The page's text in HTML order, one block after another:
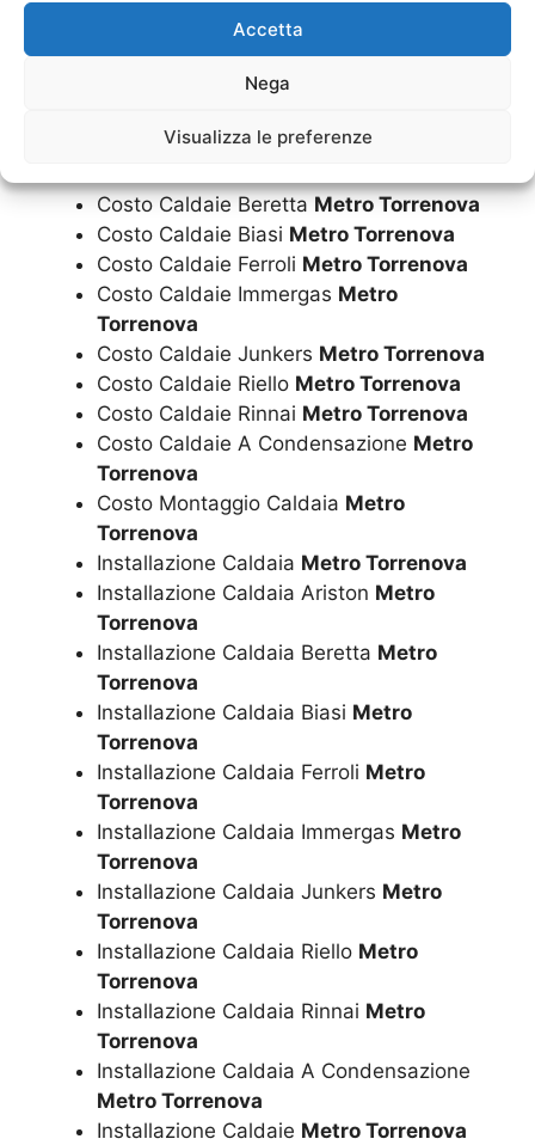
Accetta
Nega
Visualizza le preferenze
Costo Caldaia RielloMetro Torrenova
Costo Caldaia RinnaiMetro Torrenova
Costo Caldaia A Condensazione
Costo CaldaieMetro Torrenova
Costo Caldaie Beretta Metro Torrenova
Costo Caldaie Biasi Metro Torrenova
Costo Caldaie Ferroli Metro Torrenova
Costo Caldaie Immergas Metro
Torrenova
Costo Caldaie Junkers Metro Torrenova
Costo Caldaie Riello Metro Torrenova
Costo Caldaie Rinnai Metro Torrenova
Costo Caldaie A Condensazione Metro
Torrenova
Costo Montaggio Caldaia Metro
Torrenova
Installazione Caldaia Metro Torrenova
Installazione Caldaia Ariston Metro
Torrenova
Installazione Caldaia Beretta Metro
Torrenova
Installazione Caldaia Biasi Metro
Torrenova
Installazione Caldaia Ferroli Metro
Torrenova
Installazione Caldaia Immergas Metro
Torrenova
Installazione Caldaia Junkers Metro
Torrenova
Installazione Caldaia Riello Metro
Torrenova
Installazione Caldaia Rinnai Metro
Torrenova
Installazione Caldaia A Condensazione
Metro Torrenova
Installazione Caldaie Metro Torrenova